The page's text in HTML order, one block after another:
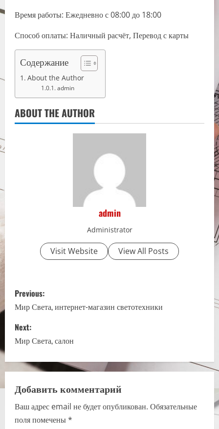
Время работы: Ежедневно с 08:00 до 18:00
Способ оплаты: Наличный расчёт, Перевод с карты
Содержание
About the Author
admin
ABOUT THE AUTHOR
admin
Administrator
Visit Website View All Posts
P
o
s
t
n
a
v
Previous:
Мир Света, интернет-магазин светотехники
Next:
Мир Света, салон
Добавить комментарий
Ваш адрес email не будет опубликован. Обязательные
поля помечены*